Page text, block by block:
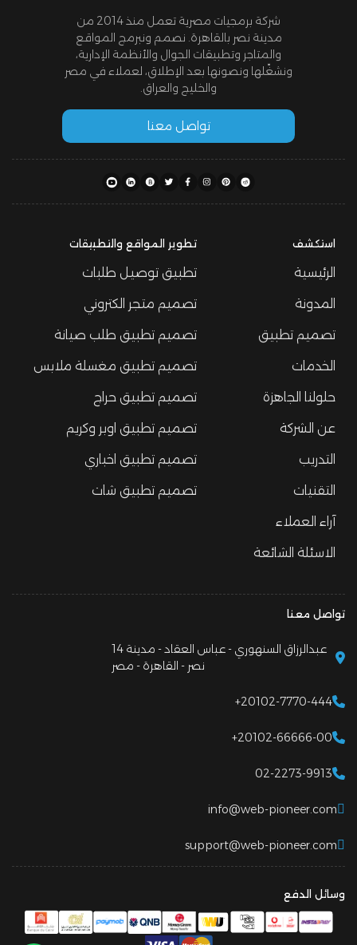
شركة برمجيات مصرية تعمل منذ 2014 من
مدينة نصر بالقاهرة. نصمم ونبرمج المواقع
والمتاجر وتطبيقات الجوال والأنظمة الإدارية،
ونشغّلها ونصونها بعد الإطلاق، لعملاء في مصر
والخليج والعراق.
تواصل معنا
استكشف
الرئيسية
المدونة
تصميم تطبيق
الخدمات
حلولنا الجاهزة
عن الشركة
التدريب
التقنيات
آراء العملاء
الاسئلة الشائعة
تطوير المواقع والتطبيقات
تطبيق توصيل طلبات
تصميم متجر الكتروني
تصميم تطبيق طلب صيانة
تصميم تطبيق مغسلة ملابس
تصميم تطبيق حراج
تصميم تطبيق اوبر وكريم
تصميم تطبيق اخباري
تصميم تطبيق شات
تواصل معنا
14 عبدالرزاق السنهوري - عباس العقاد - مدينة
نصر - القاهرة - مصر
+20102-7770-444
+20102-66666-00
02-2273-9913
info@web-pioneer.com
support@web-pioneer.com
وسائل الدفع